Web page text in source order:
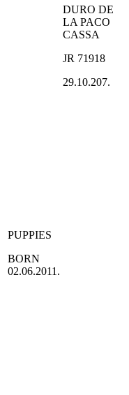
PUPPIES
BORN
02.06.2011.
DURO DE
LA PACO
CASSA
JR 71918
29.10.207.